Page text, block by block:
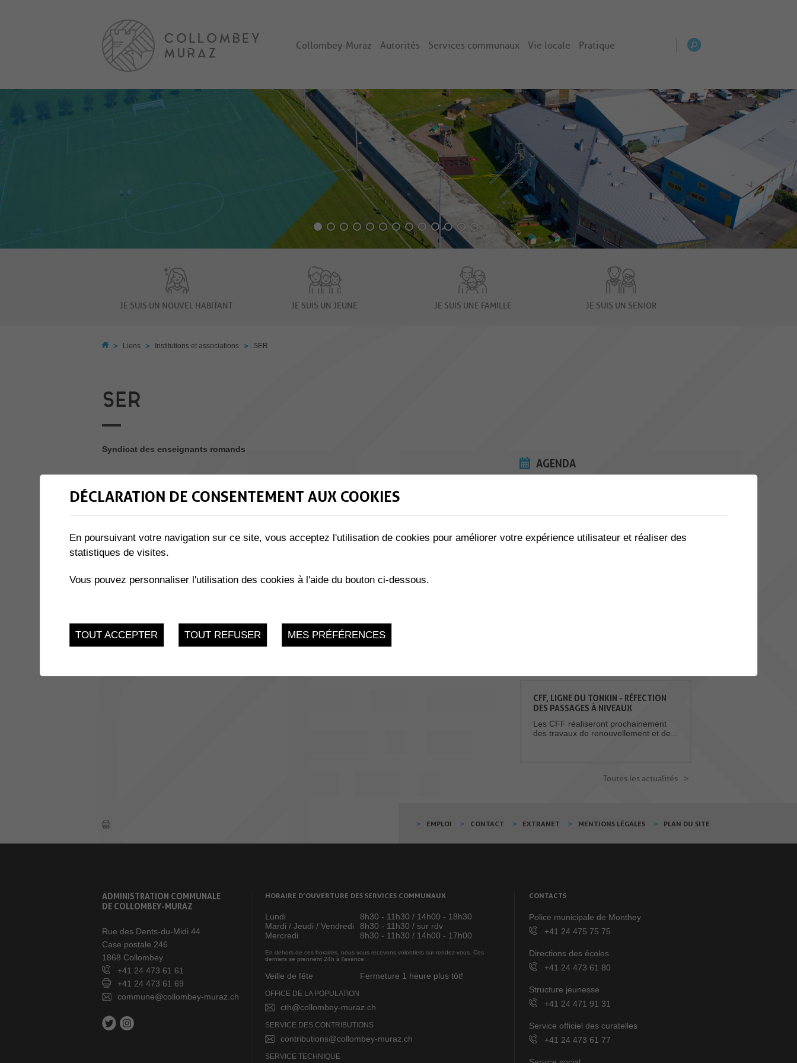
Collombey-Muraz Autorités Services communaux Vie locale Pratique
JE SUIS UN NOUVEL HABITANT JE SUIS UN JEUNE JE SUIS UNE FAMILLE JE SUIS UN SENIOR
> Liens > Institutions et associations > SER
SER
Syndicat des enseignants romands
AGENDA
CFF, LIGNE DU TONKIN - RÉFECTION
DES PASSAGES À NIVEAUX
Les CFF réaliseront prochainement
des travaux de renouvellement et de...
Toutes les actualités
EMPLOI CONTACT EXTRANET MENTIONS LÉGALES PLAN DU SITE
ADMINISTRATION COMMUNALE
DE COLLOMBEY-MURAZ
Rue des Dents-du-Midi 44
Case postale 246
1868 Collombey
+41 24 473 61 61
+41 24 473 61 69
commune@collombey-muraz.ch
HORAIRE D’OUVERTURE DES SERVICES COMMUNAUX
Lundi
8h30 - 11h30 / 14h00 - 18h30
Mardi / Jeudi / Vendredi
8h30 - 11h30 / sur rdv
Mercredi
8h30 - 11h30 / 14h00 - 17h00
En dehors de ces horaires, nous vous recevons volontiers sur rendez-vous. Ces
derniers se prennent 24h à l’avance.
Veille de fête Fermeture 1 heure plus tôt!
OFFICE DE LA POPULATION
cth@collombey-muraz.ch
SERVICE DES CONTRIBUTIONS
contributions@collombey-muraz.ch
SERVICE TECHNIQUE
CONTACTS
Police municipale de Monthey
+41 24 475 75 75
Directions des écoles
+41 24 473 61 80
Structure jeunesse
+41 24 471 91 31
Service officiel des curatelles
+41 24 473 61 77
DÉCLARATION DE CONSENTEMENT AUX COOKIES
En poursuivant votre navigation sur ce site, vous acceptez l'utilisation de cookies pour améliorer votre expérience utilisateur et réaliser des
statistiques de visites.
Vous pouvez personnaliser l'utilisation des cookies à l'aide du bouton ci-dessous.
TOUT ACCEPTER TOUT REFUSER MES PRÉFÉRENCES